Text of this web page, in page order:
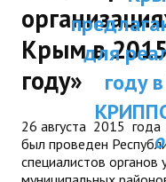
ДПО
Профессиональная
Повышение
КОНТАКТЫ
для
году
Крым в
году»
26 августа 2015
был проведен
специалистов органов